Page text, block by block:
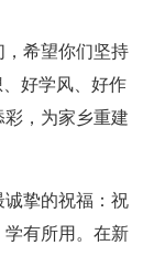
希望你们坚持
好学风、好作
，为家乡重建
挚的祝福：祝
有所用。在新